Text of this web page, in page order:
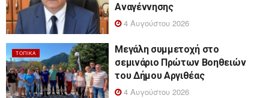
Αναγέννησης
4 Αυγούστου 2026
ΤΟΠΙΚΆ
Μεγάλη συμμετοχή στο
σεμινάριο Πρώτων Βοηθειών
του Δήμου Αργιθέας
4 Αυγούστου 2026